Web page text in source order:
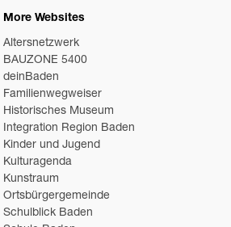
More Websites
Altersnetzwerk
BAUZONE 5400
deinBaden
Familienwegweiser
Historisches Museum
Integration Region Baden
Kinder und Jugend
Kulturagenda
Kunstraum
Ortsbürgergemeinde
Schulblick Baden